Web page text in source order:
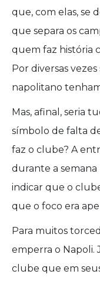
que, com elas, se
que separa os
quem faz história
Por diversas
napolitano
Mas, afinal, seria
símbolo de falta
faz o clube? A
durante a semana
indicar que o
que o foco era
Para muitos
emperra o Napoli.
clube que em